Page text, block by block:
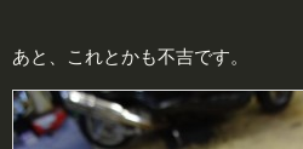
あと、これとかも不吉です。